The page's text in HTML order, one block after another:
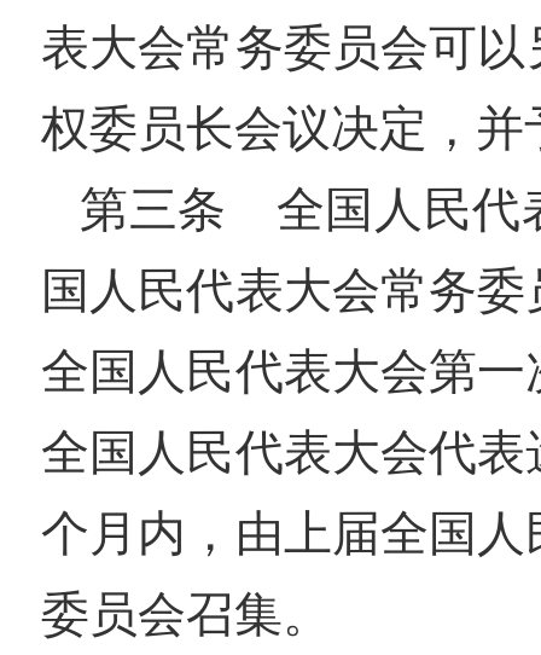
表大会常务委员会可
权委员长会议决定，并
第三条 全国人民代
国人民代表大会常务
全国人民代表大会第
全国人民代表大会代
个月内，由上届全国
委员会召集。